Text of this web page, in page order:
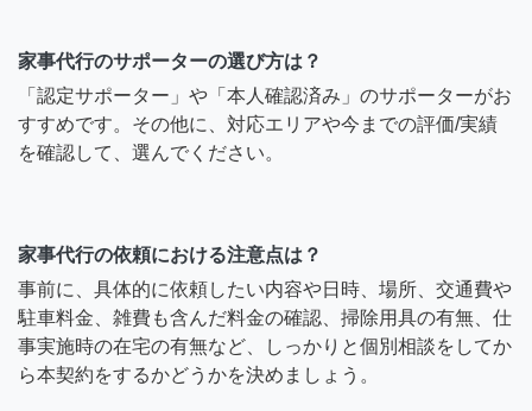
家事代行のサポーターの選び方は？
「認定サポーター」や「本人確認済み」のサポーターがお
すすめです。その他に、対応エリアや今までの評価/実績
を確認して、選んでください。
家事代行の依頼における注意点は？
事前に、具体的に依頼したい内容や日時、場所、交通費や
駐車料金、雑費も含んだ料金の確認、掃除用具の有無、仕
事実施時の在宅の有無など、しっかりと個別相談をしてか
ら本契約をするかどうかを決めましょう。